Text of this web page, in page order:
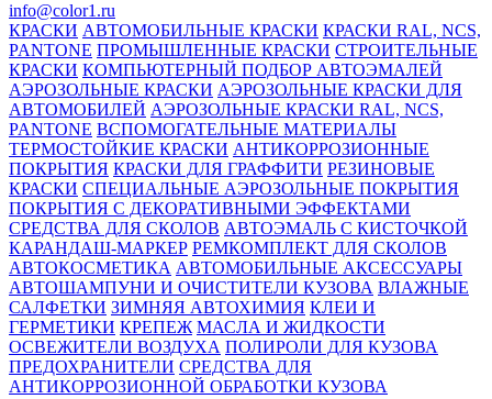
info@color1.ru
КРАСКИ АВТОМОБИЛЬНЫЕ КРАСКИ КРАСКИ RAL, NCS,
PANTONE ПРОМЫШЛЕННЫЕ КРАСКИ СТРОИТЕЛЬНЫЕ
КРАСКИ КОМПЬЮТЕРНЫЙ ПОДБОР АВТОЭМАЛЕЙ
АЭРОЗОЛЬНЫЕ КРАСКИ АЭРОЗОЛЬНЫЕ КРАСКИ ДЛЯ
АВТОМОБИЛЕЙ АЭРОЗОЛЬНЫЕ КРАСКИ RAL, NCS,
PANTONE ВСПОМОГАТЕЛЬНЫЕ МАТЕРИАЛЫ
ТЕРМОСТОЙКИЕ КРАСКИ АНТИКОРРОЗИОННЫЕ
ПОКРЫТИЯ КРАСКИ ДЛЯ ГРАФФИТИ РЕЗИНОВЫЕ
КРАСКИ СПЕЦИАЛЬНЫЕ АЭРОЗОЛЬНЫЕ ПОКРЫТИЯ
ПОКРЫТИЯ С ДЕКОРАТИВНЫМИ ЭФФЕКТАМИ
СРЕДСТВА ДЛЯ СКОЛОВ АВТОЭМАЛЬ С КИСТОЧКОЙ
КАРАНДАШ-МАРКЕР РЕМКОМПЛЕКТ ДЛЯ СКОЛОВ
АВТОКОСМЕТИКА АВТОМОБИЛЬНЫЕ АКСЕССУАРЫ
АВТОШАМПУНИ И ОЧИСТИТЕЛИ КУЗОВА ВЛАЖНЫЕ
САЛФЕТКИ ЗИМНЯЯ АВТОХИМИЯ КЛЕИ И
ГЕРМЕТИКИ КРЕПЕЖ МАСЛА И ЖИДКОСТИ
ОСВЕЖИТЕЛИ ВОЗДУХА ПОЛИРОЛИ ДЛЯ КУЗОВА
ПРЕДОХРАНИТЕЛИ СРЕДСТВА ДЛЯ
АНТИКОРРОЗИОННОЙ ОБРАБОТКИ КУЗОВА